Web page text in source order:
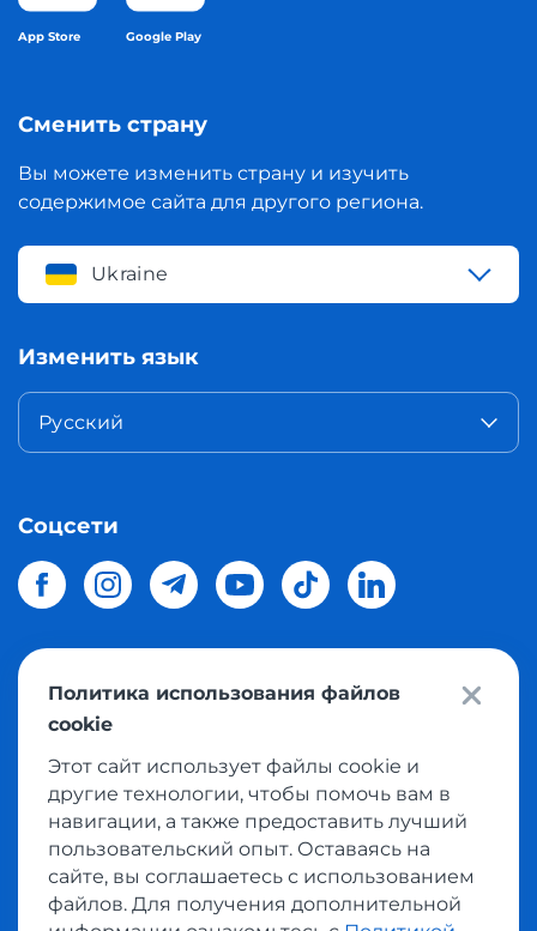
App Store Google Play
Сменить страну
Вы можете изменить страну и изучить
содержимое сайта для другого региона.
Ukraine
Изменить язык
Русский
Соцсети
© 2026 Meest Shoppingдоставка покупок с интернет
магазинов мира в Украину.
Политика конфиденциальности
Публичная оферта
Условия пользования сервисом выкупа товаров
Политика использования файлов
cookie
Этот сайт использует файлы cookie и
другие технологии, чтобы помочь вам в
навигации, а также предоставить лучший
пользовательский опыт. Оставаясь на
сайте, вы соглашаетесь с использованием
файлов. Для получения дополнительной